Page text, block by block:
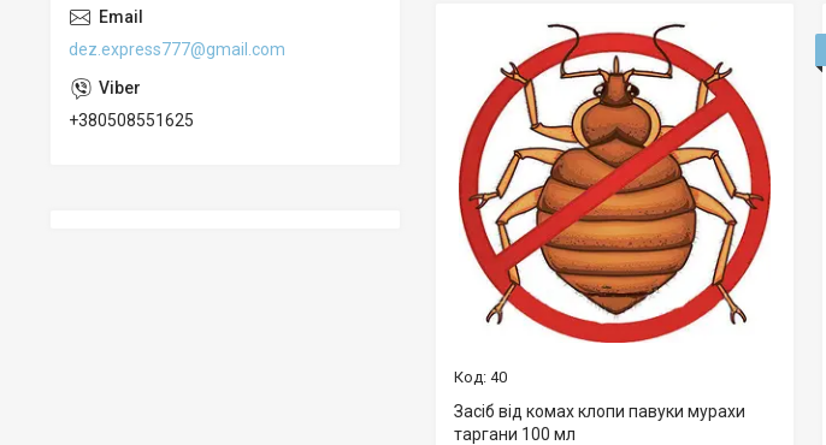
40
Засіб від комах клопи павуки мурахи
таргани 100 мл
dez.express777@gmail.com
+380508551625